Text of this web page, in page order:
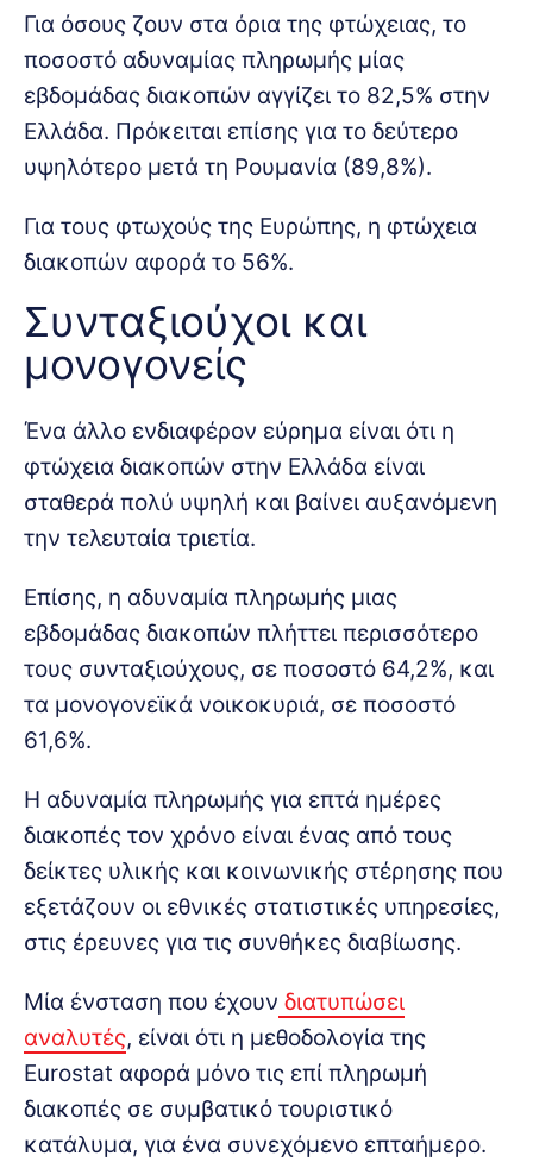
Για όσους ζουν στα όρια της φτώχειας, το
ποσοστό αδυναμίας πληρωμής μίας
εβδομάδας διακοπών αγγίζει το 82,5% στην
Ελλάδα. Πρόκειται επίσης για το δεύτερο
υψηλότερο μετά τη Ρουμανία (89,8%).
Για τους φτωχούς της Ευρώπης, η φτώχεια
διακοπών αφορά το 56%.
Συνταξιούχοι και
μονογονείς
Ένα άλλο ενδιαφέρον εύρημα είναι ότι η
φτώχεια διακοπών στην Ελλάδα είναι
σταθερά πολύ υψηλή και βαίνει αυξανόμενη
την τελευταία τριετία.
Επίσης, η αδυναμία πληρωμής μιας
εβδομάδας διακοπών πλήττει περισσότερο
τους συνταξιούχους, σε ποσοστό 64,2%, και
τα μονογονεϊκά νοικοκυριά, σε ποσοστό
61,6%.
Η αδυναμία πληρωμής για επτά ημέρες
διακοπές τον χρόνο είναι ένας από τους
δείκτες υλικής και κοινωνικής στέρησης που
εξετάζουν οι εθνικές στατιστικές υπηρεσίες,
στις έρευνες για τις συνθήκες διαβίωσης.
Μία ένσταση που έχουν διατυπώσει
αναλυτές, είναι ότι η μεθοδολογία της
Eurostat αφορά μόνο τις επί πληρωμή
διακοπές σε συμβατικό τουριστικό
κατάλυμα, για ένα συνεχόμενο επταήμερο.